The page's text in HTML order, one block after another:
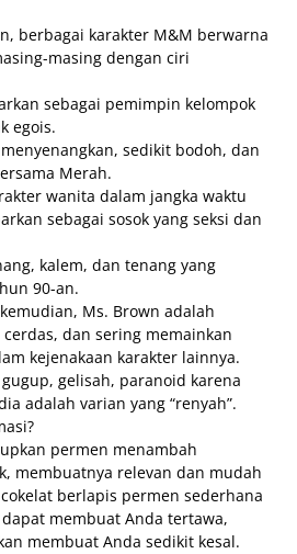
berbagai karakter M&M berwarna
masing dengan ciri
sebagai pemimpin kelompok
egois.
sedikit bodoh, dan
Merah.
wanita dalam jangka waktu
sebagai sosok yang seksi dan
kalem, dan tenang yang
90-an.
Ms. Brown adalah
dan sering memainkan
kejenakaan karakter lainnya.
gelisah, paranoid karena
adalah varian yang “renyah”.
permen menambah
membuatnya relevan dan mudah
berlapis permen sederhana
membuat Anda tertawa,
membuat Anda sedikit kesal.